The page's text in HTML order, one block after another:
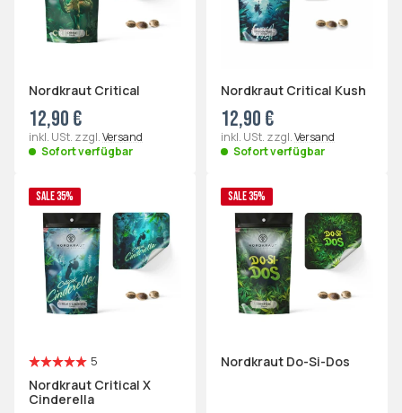
Nordkraut Critical
12,90 €
inkl. USt. zzgl.Versand
Sofort verfügbar
Nordkraut Critical Kush
12,90 €
inkl. USt. zzgl.Versand
Sofort verfügbar
SALE 35%
5
Nordkraut Critical X
Cinderella
SALE 35%
Nordkraut Do-Si-Dos